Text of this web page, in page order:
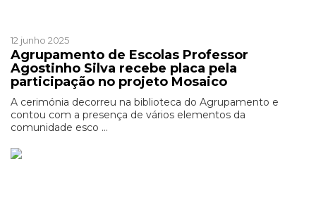
12 junho 2025
Agrupamento de Escolas Professor
Agostinho Silva recebe placa pela
participação no projeto Mosaico
A cerimónia decorreu na biblioteca do Agrupamento e
contou com a presença de vários elementos da
comunidade esco ...